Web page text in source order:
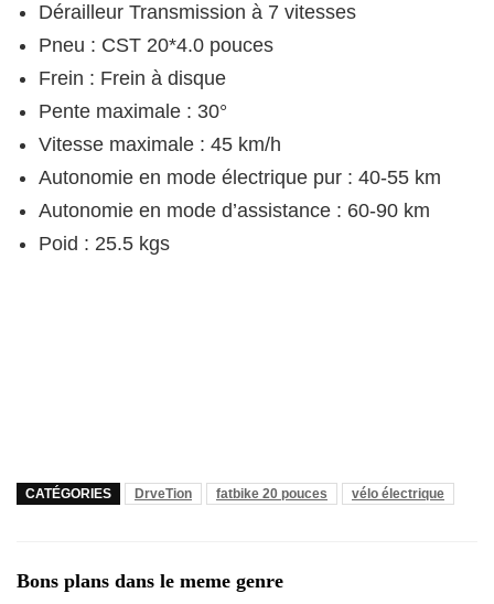
Dérailleur Transmission à 7 vitesses
Pneu : CST 20*4.0 pouces
Frein : Frein à disque
Pente maximale : 30°
Vitesse maximale : 45 km/h
Autonomie en mode électrique pur : 40-55 km
Autonomie en mode d’assistance : 60-90 km
Poid : 25.5 kgs
CATÉGORIES DrveTion fatbike 20 pouces vélo électrique
Bons plans dans le meme genre